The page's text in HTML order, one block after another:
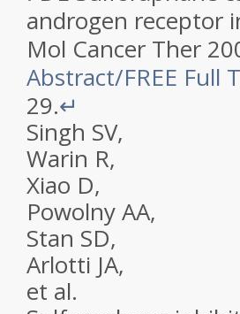
androgen receptor
Mol Cancer Ther
Abstract/FREE Full
29.↵
Singh SV,
Warin R,
Xiao D,
PowolnyAA,
Stan SD,
Arlotti JA,
et al.